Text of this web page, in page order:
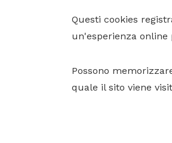
Questi cookies
un'esperienza
Possono
quale il sito viene